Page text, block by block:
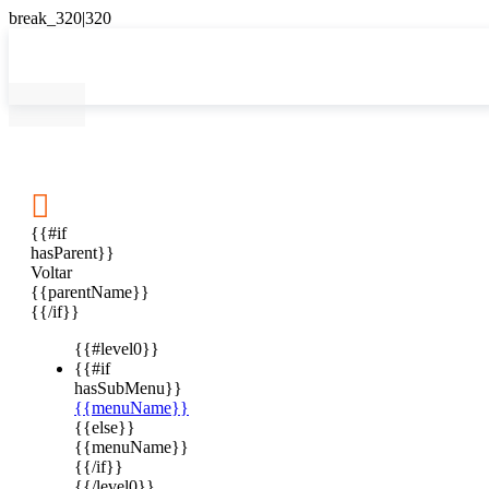

{{#if
hasParent}}
Voltar
{{parentName}}
{{/if}}
{{#level0}}
{{#if
hasSubMenu}}
{{menuName}}
{{else}}
{{menuName}}
{{/if}}